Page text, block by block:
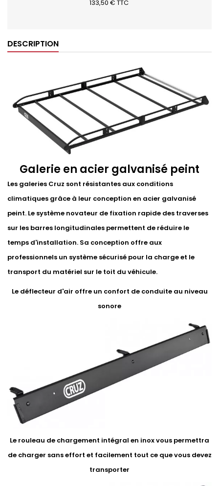
133,50 € TTC
DESCRIPTION
Galerie en acier galvanisé peint
Les galeries Cruz sont résistantes aux conditions
climatiques grâce à leur conception en acier galvanisé
peint. Le système novateur de fixation rapide des traverses
sur les barres longitudinales permettent de réduire le
temps d'installation. Sa conception offre aux
professionnels un système sécurisé pour la charge et le
transport du matériel sur le toit du véhicule.
Le déflecteur d'air offre un confort de conduite au niveau
sonore
Le rouleau de chargement intégral en inox vous permettra
de charger sans effort et facilement tout ce que vous devez
transporter